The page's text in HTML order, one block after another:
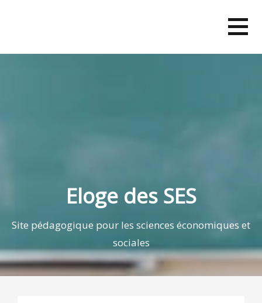
Eloge des SES
Site pédagogique pour les sciences économiques et
sociales